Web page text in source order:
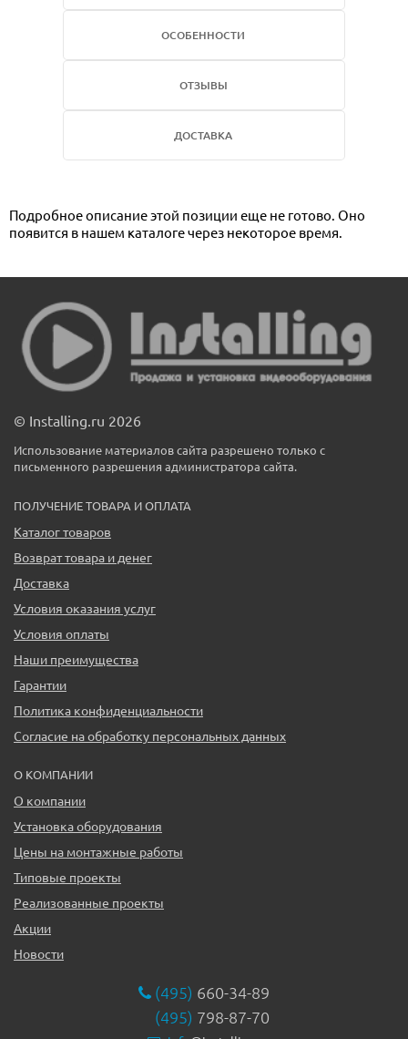
ОСОБЕННОСТИ
ОТЗЫВЫ
ДОСТАВКА
Подробное описание этой позиции еще не готово. Оно
появится в нашем каталоге через некоторое время.
© Installing.ru 2026
Использование материалов сайта разрешено только с
письменного разрешения администратора сайта.
ПОЛУЧЕНИЕ ТОВАРА И ОПЛАТА
Каталог товаров
Возврат товара и денег
Доставка
Условия оказания услуг
Условия оплаты
Наши преимущества
Гарантии
Политика конфиденциальности
Согласие на обработку персональных данных
О КОМПАНИИ
О компании
Установка оборудования
Цены на монтажные работы
Типовые проекты
Реализованные проекты
Акции
Новости
(495) 660-34-89
(495) 798-87-70